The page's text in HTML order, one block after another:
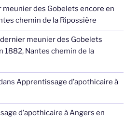
meunier des Gobelets encore en
chemin de la Ripossière
meunier des Gobelets
1882, Nantes chemin de la
Apprentissage d’apothicaire à
d’apothicaire à Angers en